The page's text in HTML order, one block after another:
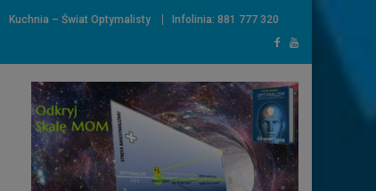
Kuchnia – Świat Optymalisty Infolinia: 881 777 320